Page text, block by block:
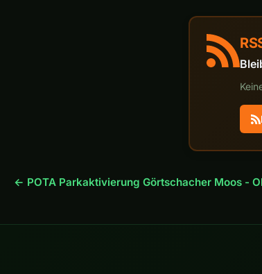
← POTA Parkaktivierung Görtschacher Moos -